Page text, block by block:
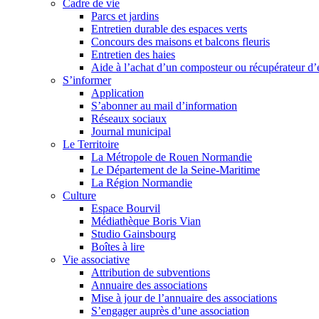
Cadre de vie
Parcs et jardins
Entretien durable des espaces verts
Concours des maisons et balcons fleuris
Entretien des haies
Aide à l’achat d’un composteur ou récupérateur
S’informer
Application
S’abonner au mail d’information
Réseaux sociaux
Journal municipal
Le Territoire
La Métropole de Rouen Normandie
Le Département de la Seine-Maritime
La Région Normandie
Culture
Espace Bourvil
Médiathèque Boris Vian
Studio Gainsbourg
Boîtes à lire
Vie associative
Attribution de subventions
Annuaire des associations
Mise à jour de l’annuaire des associations
S’engager auprès d’une association